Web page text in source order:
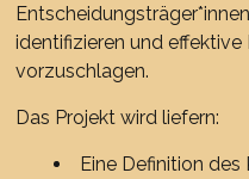
identifizieren und
vorzuschlagen.
Das Projekt wird liefern:
Eine Definition